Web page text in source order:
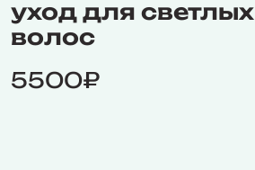
уход для светлых
волос
5500₽